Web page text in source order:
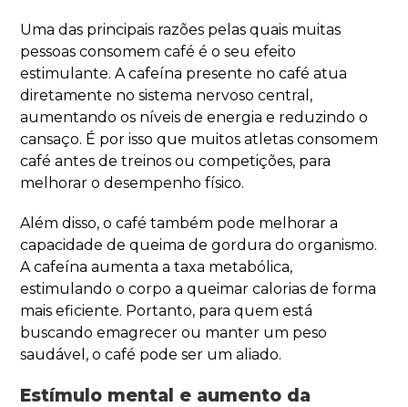
Uma das principais razões pelas quais muitas
pessoas consomem café é o seu efeito
estimulante. A cafeína presente no café atua
diretamente no sistema nervoso central,
aumentando os níveis de energia e reduzindo o
cansaço. É por isso que muitos atletas consomem
café antes de treinos ou competições, para
melhorar o desempenho físico.
Além disso, o café também pode melhorar a
capacidade de queima de gordura do organismo.
A cafeína aumenta a taxa metabólica,
estimulando o corpo a queimar calorias de forma
mais eficiente. Portanto, para quem está
buscando emagrecer ou manter um peso
saudável, o café pode ser um aliado.
Estímulo mental e aumento da